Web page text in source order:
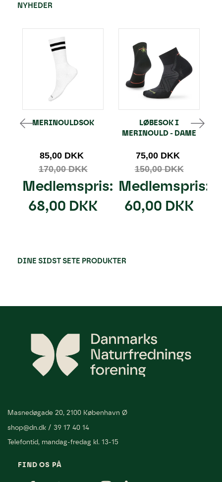
NYHEDER
MERINOULDSOK
85,00 DKK
170,00 DKK
Medlemspris:
68,00 DKK
LØBESOK I
MERINOULD - DAME
75,00 DKK
150,00 DKK
Medlemspris:
60,00 DKK
DINE SIDST SETE PRODUKTER
Masnedøgade 20, 2100 København Ø
shop@dn.dk / 39 17 40 14
Telefontid, mandag-fredag kl. 13-15
FIND OS PÅ